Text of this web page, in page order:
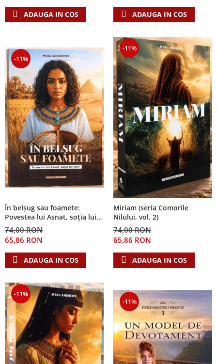
ADAUGA IN COS ADAUGA IN COS
-11%
În belșug sau foamete:
Povestea lui Asnat, soția lui
Iosif (Seria Cronicile Egiptului,
vol. 2)
74,00 RON
65,86 RON
ADAUGA IN COS
-11%
Miriam (seria Comorile
Nilului, vol. 2)
74,00 RON
65,86 RON
ADAUGA IN COS
-11%
-11%